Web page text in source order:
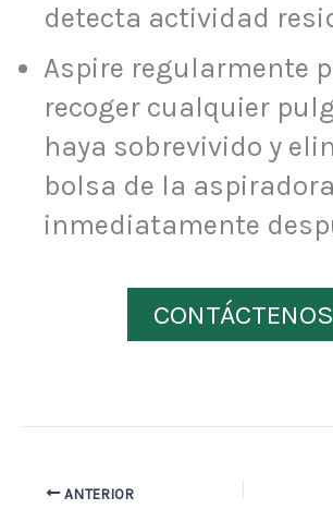
detecta actividad
Aspire regularmente
recoger cualquier
haya sobrevivido y
bolsa de la aspiradora
inmediatamente
CONTÁCTENOS
ANTERIOR